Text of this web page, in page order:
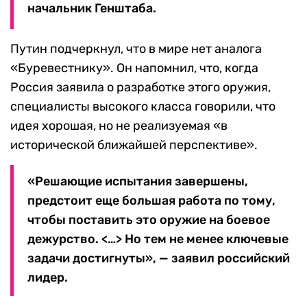
начальник Генштаба.
Путин подчеркнул, что в мире нет аналога
«Буревестнику». Он напомнил, что, когда
Россия заявила о разработке этого оружия,
специалисты высокого класса говорили, что
идея хорошая, но не реализуемая «в
исторической ближайшей перспективе».
«Решающие испытания завершены,
предстоит еще большая работа по тому,
чтобы поставить это оружие на боевое
дежурство. <…> Но тем не менее ключевые
задачи достигнуты», — заявил российский
лидер.